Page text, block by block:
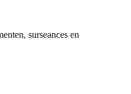
surseances en